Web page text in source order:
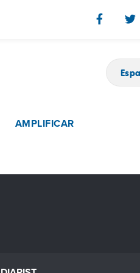
AMPLIFICAR